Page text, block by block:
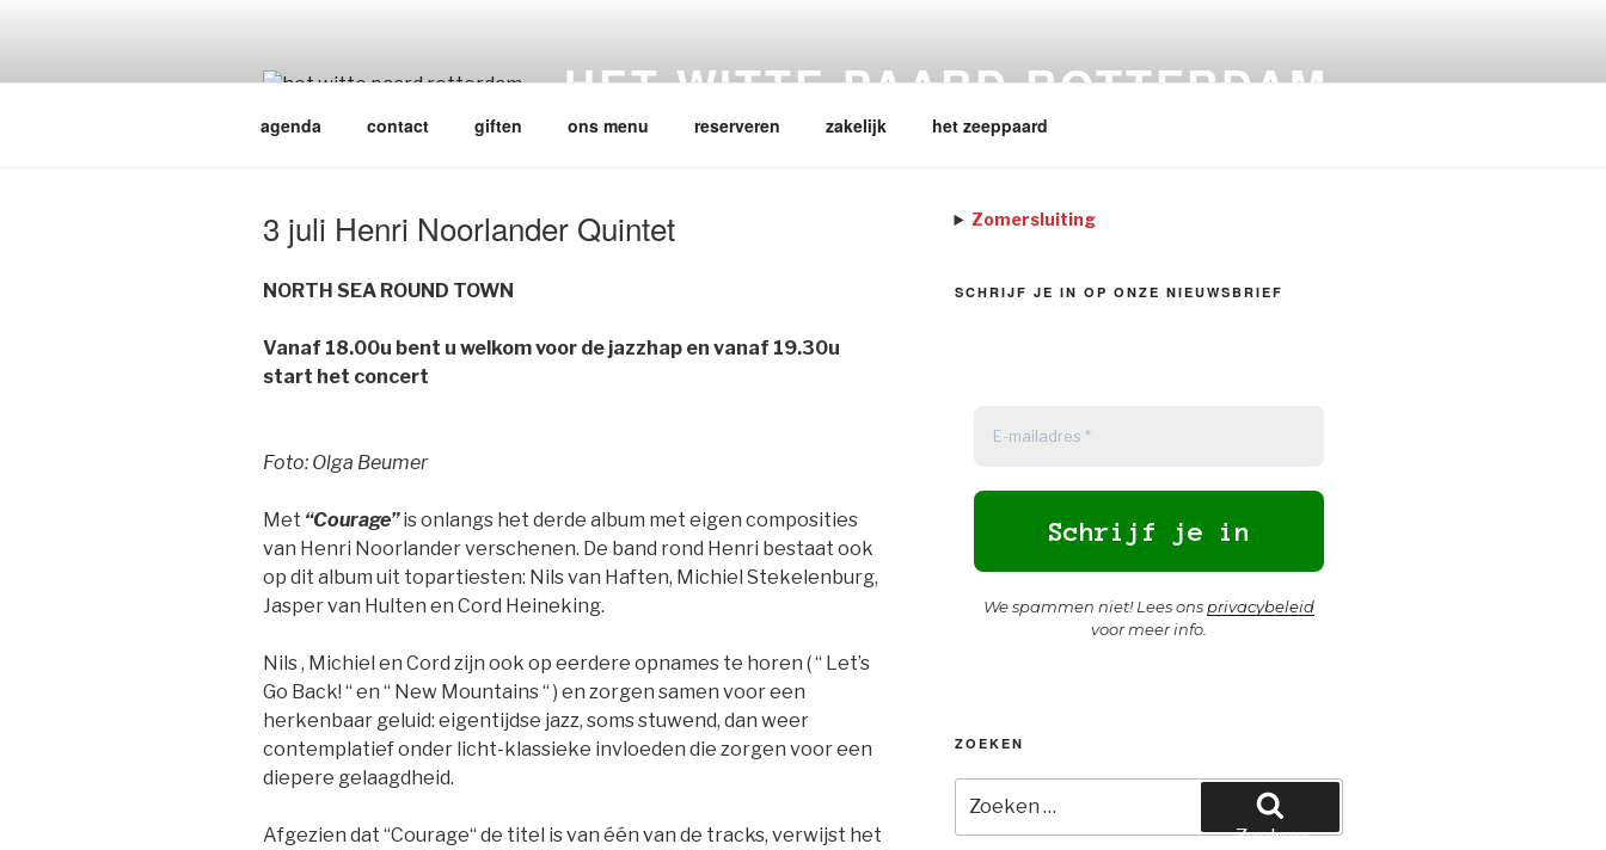
HET WITTE PAARD ROTTERDAM
agenda contact giften ons menu reserveren zakelijk het zeeppaard
3 juli Henri Noorlander Quintet
NORTH SEA ROUND TOWN
Vanaf 18.00u bent u welkom voor de jazzhap en vanaf 19.30u
start het concert
Foto: Olga Beumer
Met “Courage”is onlangs het derde album met eigen composities
van Henri Noorlander verschenen. De band rond Henri bestaat ook
op dit album uit topartiesten: Nils van Haften, Michiel Stekelenburg,
Jasper van Hulten en Cord Heineking.
Nils , Michiel en Cord zijn ook op eerdere opnames te horen ( “ Let’s
Go Back! “ en “ New Mountains “ ) en zorgen samen voor een
herkenbaar geluid: eigentijdse jazz, soms stuwend, dan weer
contemplatief onder licht-klassieke invloeden die zorgen voor een
diepere gelaagdheid.
Afgezien dat “Courage“ de titel is van één van de tracks, verwijst het
Zomersluiting
SCHRIJF JE IN OP ONZE NIEUWSBRIEF
We spammen niet! Lees ons privacybeleid
voor meer info.
ZOEKEN
naar:
Zoeken